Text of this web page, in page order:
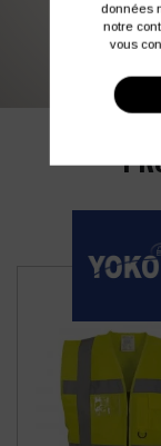
03 27
données
notre
vous